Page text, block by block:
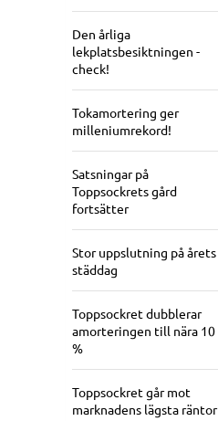
Den årliga
lekplatsbesiktningen -
check!
Tokamortering ger
milleniumrekord!
Satsningar på
Toppsockrets gård
fortsätter
Stor uppslutning på årets
städdag
Toppsockret dubblerar
amorteringen till nära 10
%
Toppsockret går mot
marknadens lägsta räntor